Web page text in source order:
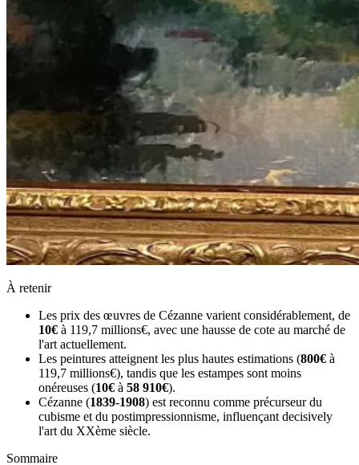
À retenir
Les prix des œuvres de Cézanne varient considérablement, de
10€ à 119,7 millions€, avec une hausse de cote au marché de
l'art actuellement.
Les peintures atteignent les plus hautes estimations (800€ à
119,7 millions€), tandis que les estampes sont moins
onéreuses (10€ à 58 910€).
Cézanne (1839-1908) est reconnu comme précurseur du
cubisme et du postimpressionnisme, influençant decisively
l'art du XXème siècle.
Sommaire